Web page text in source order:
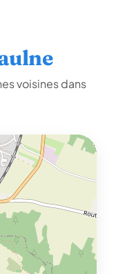
voisines dans